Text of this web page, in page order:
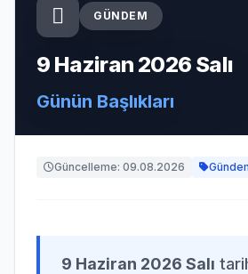
GÜNDEM
9 Haziran 2026 Salı
Günün Başlıkları
Güncelleme: 09.08.2026
9 Haziran 2026 Salı